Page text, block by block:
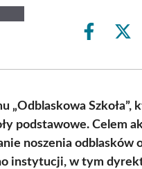
Share
Szkoła”,
podstawowe. Celem
noszenia odblasków
instytucji, w tym